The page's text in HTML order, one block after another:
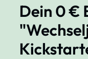
Dein 0 €